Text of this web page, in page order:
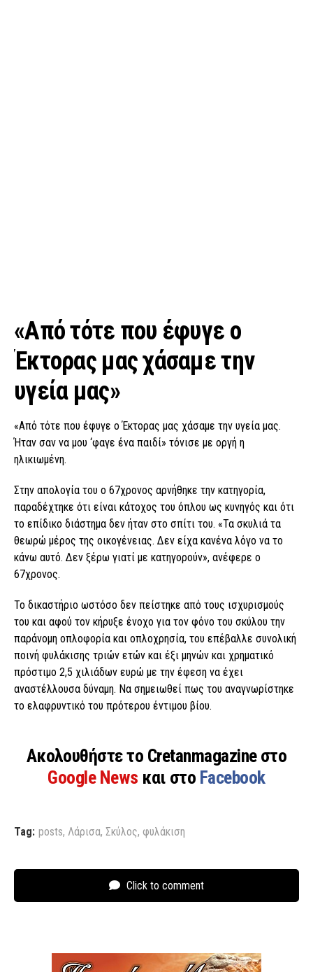
«Από τότε που έφυγε ο
Έκτορας μας χάσαμε την
υγεία μας»
«Από τότε που έφυγε ο Έκτορας μας χάσαμε την υγεία μας.
Ήταν σαν να μου ‘φαγε ένα παιδί» τόνισε με οργή η
ηλικιωμένη.
Στην απολογία του ο 67χρονος αρνήθηκε την κατηγορία,
παραδέχτηκε ότι είναι κάτοχος του όπλου ως κυνηγός και ότι
το επίδικο διάστημα δεν ήταν στο σπίτι του. «Τα σκυλιά τα
θεωρώ μέρος της οικογένειας. Δεν είχα κανένα λόγο να το
κάνω αυτό. Δεν ξέρω γιατί με κατηγορούν», ανέφερε ο
67χρονος.
Το δικαστήριο ωστόσο δεν πείστηκε από τους ισχυρισμούς
του και αφού τον κήρυξε ένοχο για τον φόνο του σκύλου την
παράνομη οπλοφορία και οπλοχρησία, του επέβαλλε συνολική
ποινή φυλάκισης τριών ετών και έξι μηνών και χρηματικό
πρόστιμο 2,5 χιλιάδων ευρώ με την έφεση να έχει
αναστέλλουσα δύναμη. Να σημειωθεί πως του αναγνωρίστηκε
το ελαφρυντικό του πρότερου έντιμου βίου.
Ακολουθήστε το Cretanmagazine στο
Google News και στο Facebook
Tag: posts, Λάρισα, Σκύλος, φυλάκιση
Click to comment